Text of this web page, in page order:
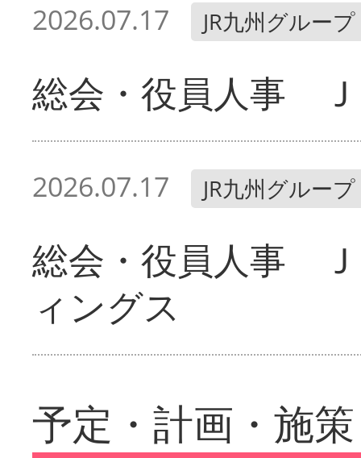
2026.07.17 JR九州グループ
総会・役員人事
2026.07.17 JR九州グループ
総会・役員人事
ィングス
予定・計画・施策